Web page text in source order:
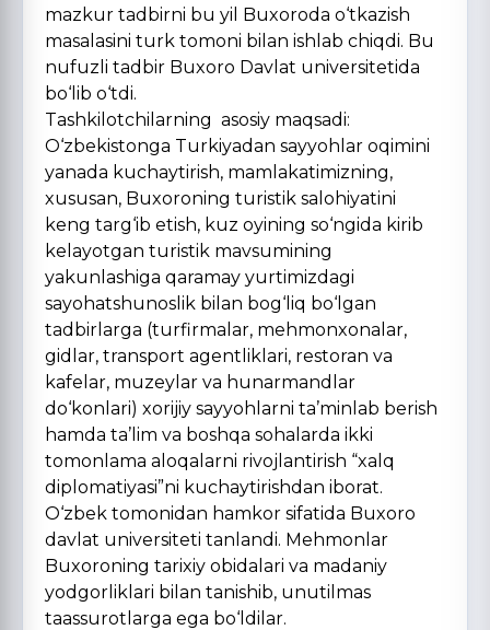
mazkur tadbirni bu yil Buxoroda o‘tkazish
masalasini turk tomoni bilan ishlab chiqdi. Bu
nufuzli tadbir Buxoro Davlat universitetida
bo‘lib o‘tdi.
Tashkilotchilarning asosiy maqsadi:
O‘zbekistonga Turkiyadan sayyohlar oqimini
yanada kuchaytirish, mamlakatimizning,
xususan, Buxoroning turistik salohiyatini
keng targ‘ib etish, kuz oyining so‘ngida kirib
kelayotgan turistik mavsumining
yakunlashiga qaramay yurtimizdagi
sayohatshunoslik bilan bog‘liq bo‘lgan
tadbirlarga (turfirmalar, mehmonxonalar,
gidlar, transport agentliklari, restoran va
kafelar, muzeylar va hunarmandlar
do‘konlari) xorijiy sayyohlarni ta’minlab berish
hamda ta’lim va boshqa sohalarda ikki
tomonlama aloqalarni rivojlantirish “xalq
diplomatiyasi”ni kuchaytirishdan iborat.
O‘zbek tomonidan hamkor sifatida Buxoro
davlat universiteti tanlandi. Mehmonlar
Buxoroning tarixiy obidalari va madaniy
yodgorliklari bilan tanishib, unutilmas
taassurotlarga ega bo‘ldilar.